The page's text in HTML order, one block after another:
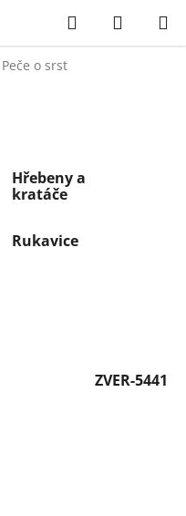
Hledat
KOŠÍK
Peče o srst
Hřebeny a
kratáče
Rukavice
ZVER-5441